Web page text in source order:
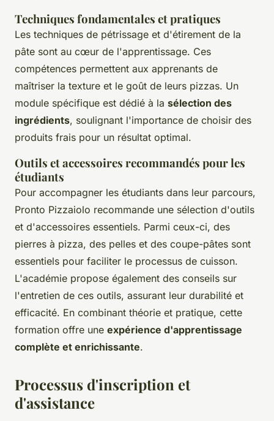
Techniques fondamentales et pratiques
Les techniques de pétrissage et d'étirement de la
pâte sont au cœur de l'apprentissage. Ces
compétences permettent aux apprenants de
maîtriser la texture et le goût de leurs pizzas. Un
module spécifique est dédié à la sélection des
ingrédients, soulignant l'importance de choisir des
produits frais pour un résultat optimal.
Outils et accessoires recommandés pour les
étudiants
Pour accompagner les étudiants dans leur parcours,
Pronto Pizzaiolo recommande une sélection d'outils
et d'accessoires essentiels. Parmi ceux-ci, des
pierres à pizza, des pelles et des coupe-pâtes sont
essentiels pour faciliter le processus de cuisson.
L'académie propose également des conseils sur
l'entretien de ces outils, assurant leur durabilité et
efficacité. En combinant théorie et pratique, cette
formation offre une expérience d'apprentissage
complète et enrichissante.
Processus d'inscription et
d'assistance